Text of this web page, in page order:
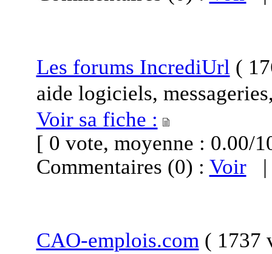
Les forums IncrediUrl (
aide logiciels,
Voir sa fiche :
[ 0 vote, moyenne :
Commentaires (0) : Voir
CAO-emplois.com ( 1737